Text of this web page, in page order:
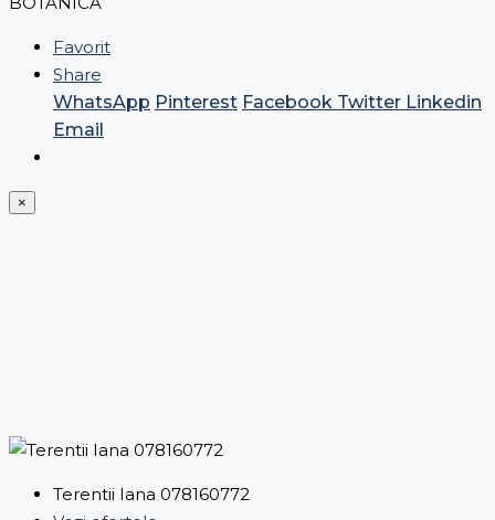
Favorit
Share
WhatsApp Pinterest Facebook Twitter Linkedin
Email
×
Terentii Iana 078160772